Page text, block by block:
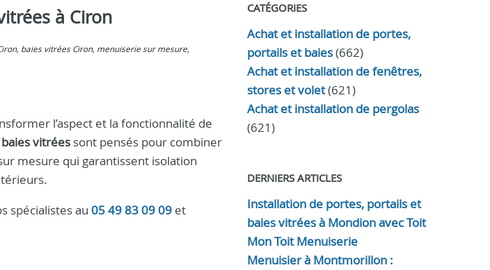
à Ciron
baies vitrées Ciron, menuiserie sur mesure,
l’aspect et la fonctionnalité de
vitrées sont pensés pour combiner
mesure qui garantissent isolation
spécialistes au 05 49 83 09 09 et
CATÉGORIES
Achat et installation de portes,
portails et baies(662)
Achat et installation de fenêtres,
stores et volet(621)
Achat et installation de pergolas
(621)
DERNIERS ARTICLES
Installation de portes, portails et
baies vitrées à Mondion avec Toit
Mon Toit Menuiserie
Menuisier à Montmorillon :